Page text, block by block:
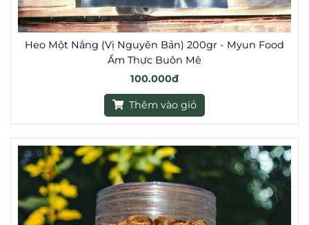
Heo Một Nắng (Vị Nguyên Bản) 200gr - Myun Food
Ẩm Thực Buôn Mê
100.000đ
Thêm vào giỏ